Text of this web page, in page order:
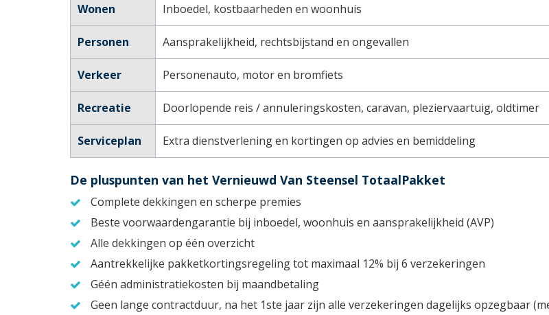
Wonen Inboedel, kostbaarheden en woonhuis
Personen Aansprakelijkheid, rechtsbijstand en ongevallen
Verkeer Personenauto, motor en bromfiets
Recreatie Doorlopende reis / annuleringskosten, caravan, pleziervaartuig, oldtimer
Serviceplan Extra dienstverlening en kortingen op advies en bemiddeling
De pluspunten van het Vernieuwd Van Steensel TotaalPakket
Complete dekkingen en scherpe premies
Beste voorwaardengarantie bij inboedel, woonhuis en aansprakelijkheid (AVP)
Alle dekkingen op één overzicht
Aantrekkelijke pakketkortingsregeling tot maximaal 12% bij 6 verzekeringen
Géén administratiekosten bij maandbetaling
Geen lange contractduur, na het 1ste jaar zijn alle verzekeringen dagelijks opzegbaar